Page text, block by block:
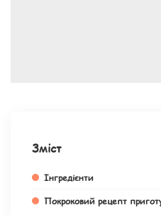
Зміст
Інгредієнти
Покроковий рецепт